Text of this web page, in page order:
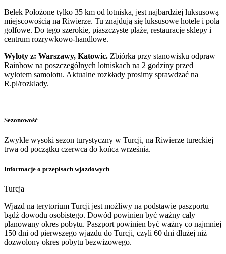
Belek Położone tylko 35 km od lotniska, jest najbardziej luksusową
miejscowością na Riwierze. Tu znajdują się luksusowe hotele i pola
golfowe. Do tego szerokie, piaszczyste plaże, restauracje sklepy i
centrum rozrywkowo-handlowe.
Wyloty z: Warszawy, Katowic. Zbiórka przy stanowisku odpraw
Rainbow na poszczególnych lotniskach na 2 godziny przed
wylotem samolotu. Aktualne rozkłady prosimy sprawdzać na
R.pl/rozklady.
Sezonowość
Zwykle wysoki sezon turystyczny w Turcji, na Riwierze tureckiej
trwa od początku czerwca do końca września.
Informacje o przepisach wjazdowych
Turcja
Wjazd na terytorium Turcji jest możliwy na podstawie paszportu
bądź dowodu osobistego. Dowód powinien być ważny cały
planowany okres pobytu. Paszport powinien być ważny co najmniej
150 dni od pierwszego wjazdu do Turcji, czyli 60 dni dłużej niż
dozwolony okres pobytu bezwizowego.